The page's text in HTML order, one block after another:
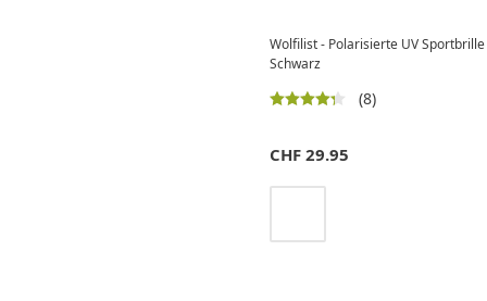
Wolfilist - Polarisierte UV
Schwarz
(8)
CHF 29.95